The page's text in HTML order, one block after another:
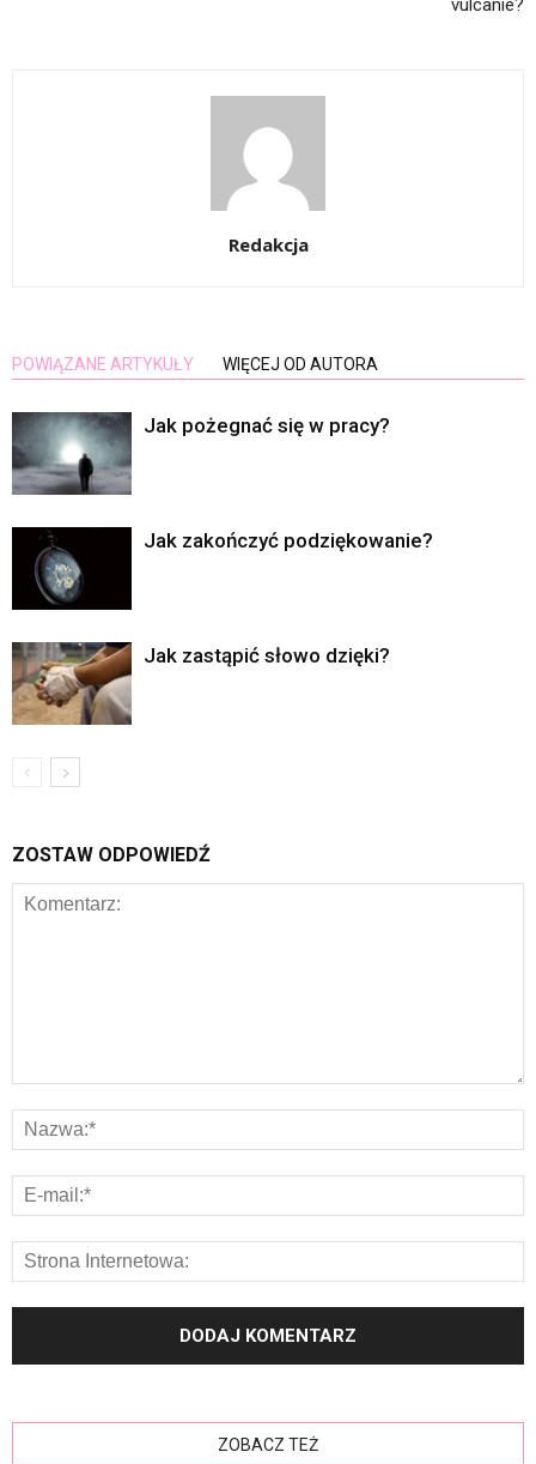
vulcanie?
Redakcja
POWIĄZANE ARTYKUŁY WIĘCEJ OD AUTORA
Jak pożegnać się w pracy?
Jak zakończyć podziękowanie?
Jak zastąpić słowo dzięki?
ZOSTAW ODPOWIEDŹ
ZOBACZ TEŻ